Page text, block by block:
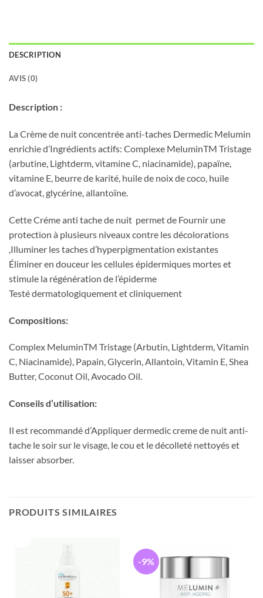
DESCRIPTION
AVIS (0)
Description :
La Crème de nuit concentrée anti-taches Dermedic Melumin
enrichie d’Ingrédients actifs: Complexe MeluminTM Tristage
(arbutine, Lightderm, vitamine C, niacinamide), papaïne,
vitamine E, beurre de karité, huile de noix de coco, huile
d’avocat, glycérine, allantoïne.
Cette Créme anti tache de nuit permet de Fournir une
protection à plusieurs niveaux contre les décolorations
,Illuminer les taches d’hyperpigmentation existantes
Éliminer en douceur les cellules épidermiques mortes et
stimule la régénération de l’épiderme
Testé dermatologiquement et cliniquement
Compositions:
Complex MeluminTM Tristage (Arbutin, Lightderm, Vitamin
C, Niacinamide), Papain, Glycerin, Allantoin, Vitamin E, Shea
Butter, Coconut Oil, Avocado Oil.
Conseils d’utilisation:
Il est recommandé d’Appliquer dermedic creme de nuit anti-
tache le soir sur le visage, le cou et le décolleté nettoyés et
laisser absorber.
PRODUITS SIMILAIRES
-9%